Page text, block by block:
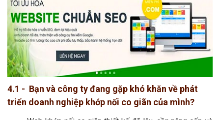
4.1 - Bạn và công ty đang gặp khó khăn về phát
triển doanh nghiệp khớp nối co giãn của mình?